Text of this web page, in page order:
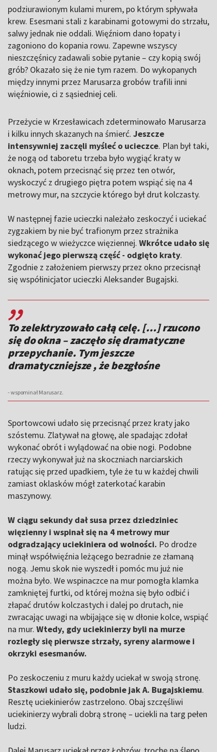
podziurawionym kulami murem, po którym spływała
krew. Esesmani stali z karabinami gotowymi do strzału,
salwy jednak nie oddali. Więźniom dano łopaty i
zagoniono do kopania rowu. Zapewne wszyscy
nieszczęśnicy zadawali sobie pytanie – czy kopią swój
grób? Okazało się że nie tym razem. Do wykopanych
między innymi przez Marusarza grobów trafili inni
więźniowie, ci z sąsiedniej celi.
Przeżycie w Krzesławicach zdeterminowało Marusarza
i kilku innych skazanych na śmierć. Jeszcze
intensywniej zaczęli myśleć o ucieczce. Plan był taki,
że nogą od taboretu trzeba było wygiąć kraty w
oknach, potem przecisnąć się przez ten otwór,
wyskoczyć z drugiego piętra potem wspiąć się na 4
metrowy mur, na szczycie którego był drut kolczasty.
W następnej fazie ucieczki należało zeskoczyć i uciekać
zygzakiem by nie być trafionym przez strażnika
siedzącego w wieżyczce więziennej. Wkrótce udało się
wykonać jego pierwszą część - odgięto kraty.
Zgodnie z założeniem pierwszy przez okno przecisnął
się współinicjator ucieczki Aleksander Bugajski.
,,
To zelektryzowało całą celę. […] rzucono
się do okna – zaczęło się dramatyczne
przepychanie. Tym jeszcze
dramatyczniejsze , że bezgłośne
- wspominał Marusarz.
Sportowcowi udało się przecisnąć przez kraty jako
szóstemu. Zlatywał na głowę, ale spadając zdołał
wykonać obrót i wylądować na obie nogi. Podobne
rzeczy wykonywał już na skoczniach narciarskich
ratując się przed upadkiem, tyle że tu w każdej chwili
zamiast oklasków mógł zaterkotać karabin
maszynowy.
W ciągu sekundy dał susa przez dziedziniec
więzienny i wspinał się na 4 metrowy mur
odgradzający uciekiniera od wolności. Po drodze
minął współwięźnia leżącego bezradnie ze złamaną
nogą. Jemu skok nie wyszedł i pomóc mu już nie
można było. We wspinaczce na mur pomogła klamka
zamkniętej furtki, od której można się było odbić i
złapać drutów kolczastych i dalej po drutach, nie
zwracając uwagi na wbijające się w dłonie kolce, wspiąć
na mur. Wtedy, gdy uciekinierzy byli na murze
rozległy się pierwsze strzały, syreny alarmowe i
okrzyki esesmanów.
Po zeskoczeniu z muru każdy uciekał w swoją stronę.
Staszkowi udało się, podobnie jak A. Bugajskiemu.
Resztę uciekinierów zastrzelono. Obaj szczęśliwi
uciekinierzy wybrali dobrą stronę – uciekli na targ pełen
ludzi.